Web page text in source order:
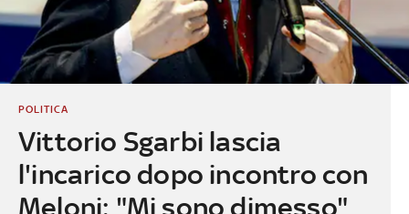
Vittorio Sgarbi lascia
l'incarico dopo incontro con
Meloni: "Mi sono dimesso"
POLITICA